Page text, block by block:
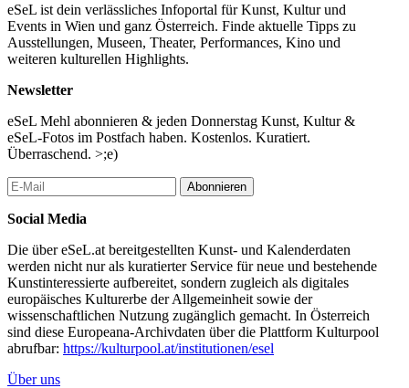
In Cooperation with BOUNCE Rec.
* Plak (bounce!)
* Mess.u (bounce!)
* kopfnikaragua (cleanscenecuts.net)
eSeL ist dein verlässliches Infoportal für Kunst, Kultur und
Events in Wien und ganz Österreich. Finde aktuelle Tipps zu
Ausstellungen, Museen, Theater, Performances, Kino und
weiteren kulturellen Highlights.
Newsletter
eSeL Mehl abonnieren & jeden Donnerstag Kunst, Kultur &
eSeL-Fotos im Postfach haben. Kostenlos. Kuratiert.
Überraschend. >;e)
Abonnieren
Social Media
Die über eSeL.at bereitgestellten Kunst- und Kalenderdaten
werden nicht nur als kuratierter Service für neue und bestehende
Kunstinteressierte aufbereitet, sondern zugleich als digitales
europäisches Kulturerbe der Allgemeinheit sowie der
wissenschaftlichen Nutzung zugänglich gemacht. In Österreich
sind diese Europeana-Archivdaten über die Plattform Kulturpool
abrufbar: https://kulturpool.at/institutionen/esel
Über uns